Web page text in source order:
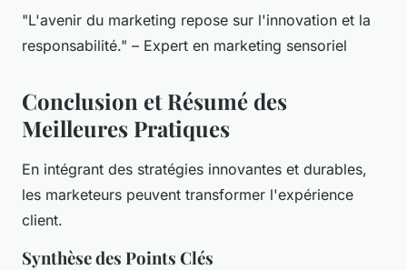
"L'avenir du marketing repose sur l'innovation et la
responsabilité." – Expert en marketing sensoriel
Conclusion et Résumé des
Meilleures Pratiques
En intégrant des stratégies innovantes et durables,
les marketeurs peuvent transformer l'expérience
client.
Synthèse des Points Clés